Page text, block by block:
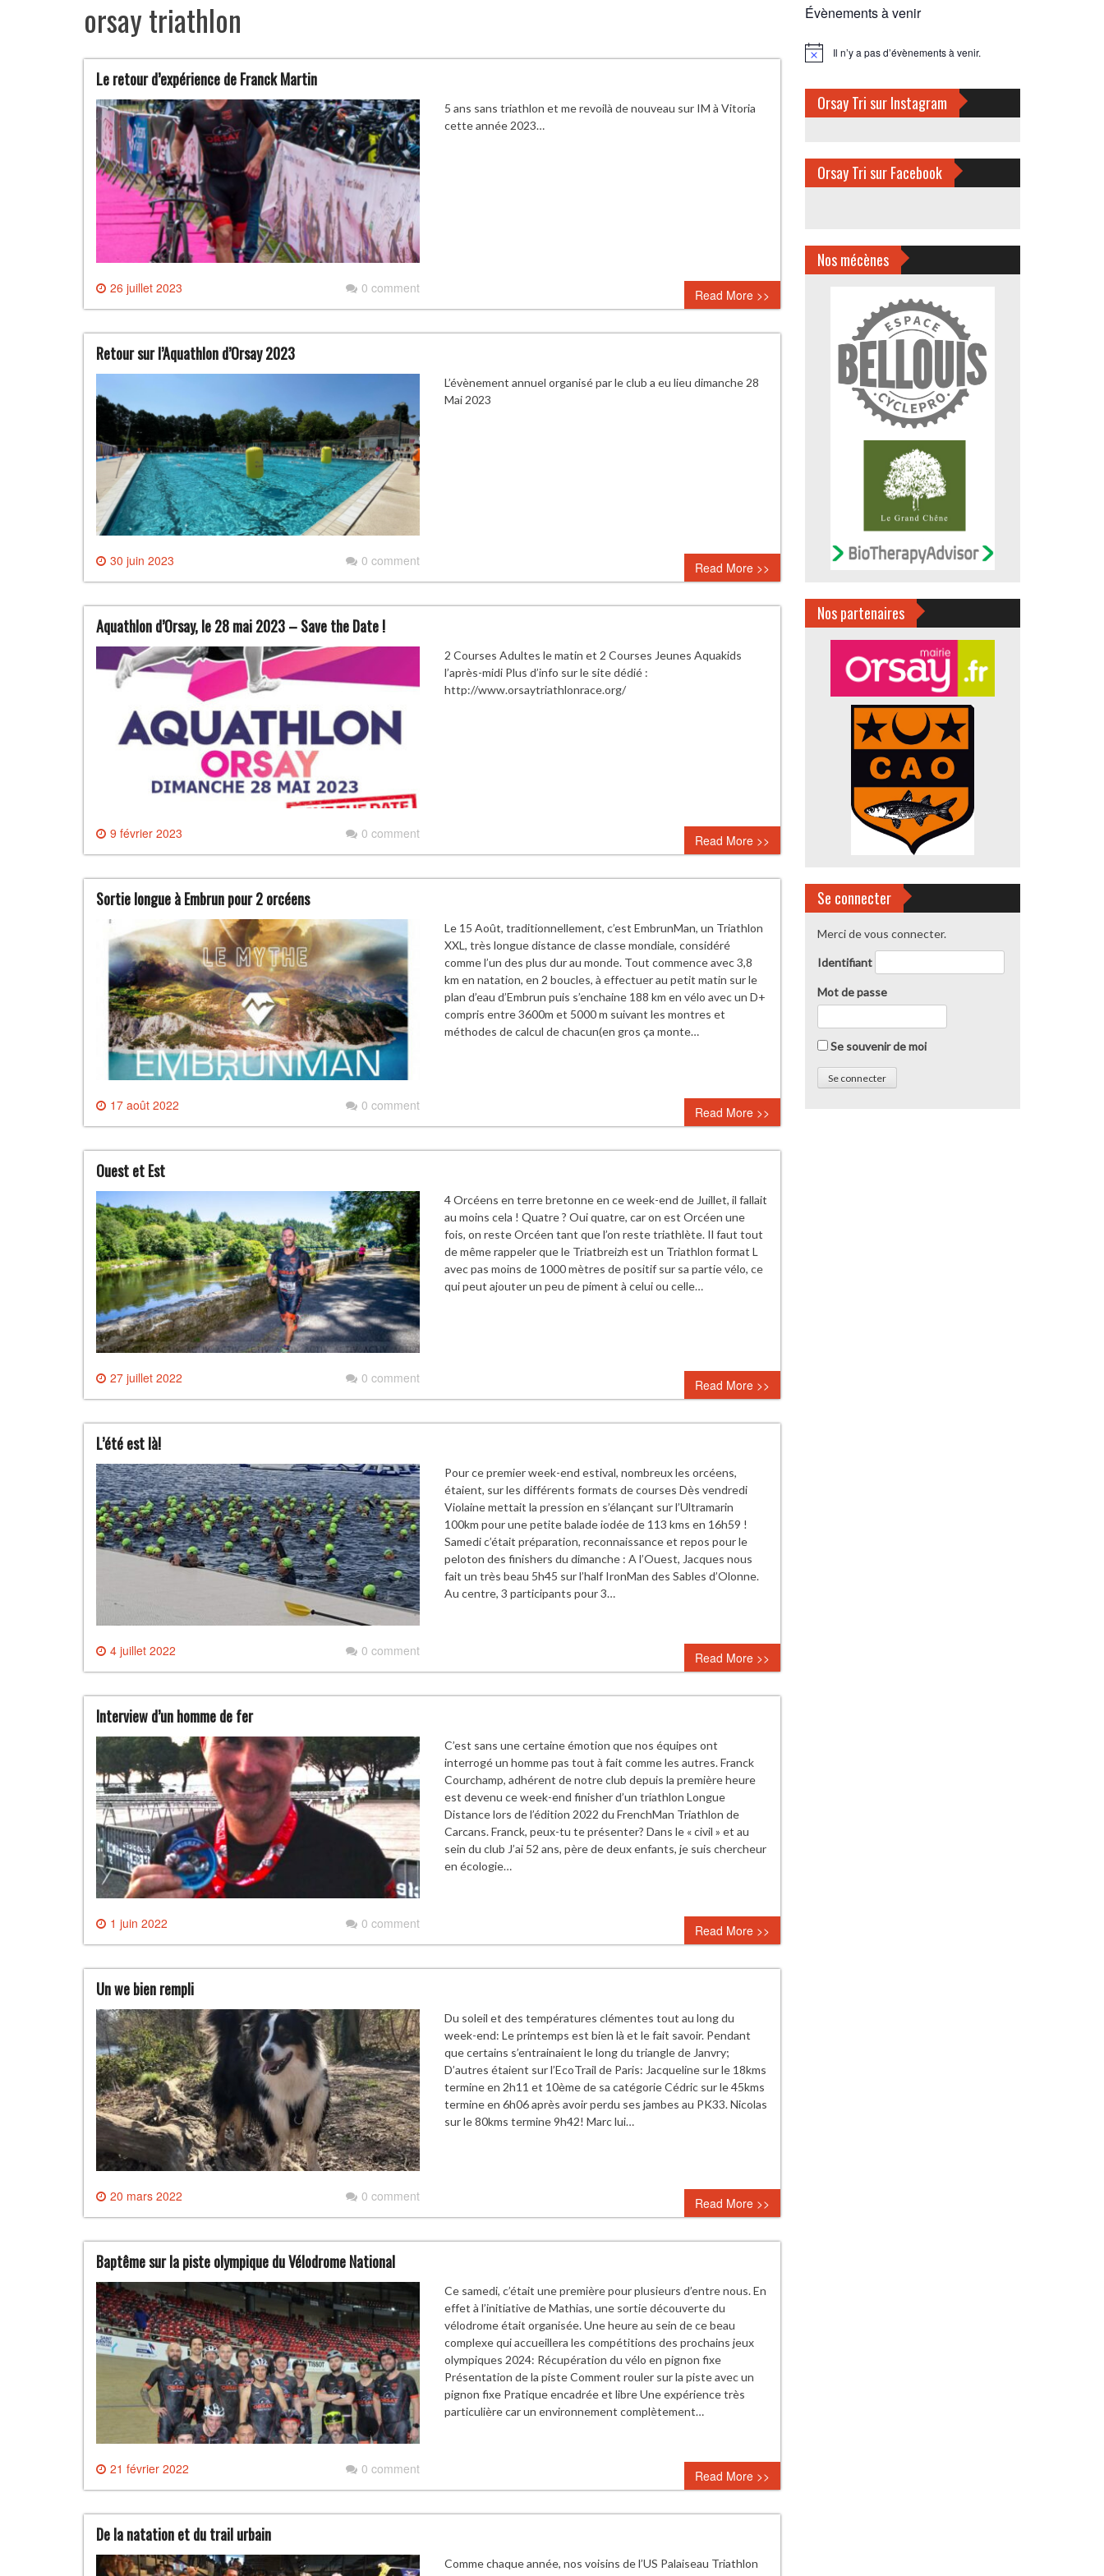
orsay triathlon
Le retour d’expérience de Franck Martin
26 juillet 2023 0 comment
5 ans sans triathlon et me revoilà de nouveau sur IM à Vitoria
cette année 2023…
Read More >>
Retour sur l’Aquathlon d’Orsay 2023
30 juin 2023 0 comment
L’évènement annuel organisé par le club a eu lieu dimanche 28
Mai 2023
Read More >>
Aquathlon d’Orsay, le 28 mai 2023 – Save the Date !
9 février 2023 0 comment
2 Courses Adultes le matin et 2 Courses Jeunes Aquakids
l’après-midi Plus d’info sur le site dédié :
http://www.orsaytriathlonrace.org/
Read More >>
Sortie longue à Embrun pour 2 orcéens
17 août 2022 0 comment
Le 15 Août, traditionnellement, c’est EmbrunMan, un Triathlon
XXL, très longue distance de classe mondiale, considéré
comme l’un des plus dur au monde. Tout commence avec 3,8
km en natation, en 2 boucles, à effectuer au petit matin sur le
plan d’eau d’Embrun puis s’enchaine 188 km en vélo avec un D+
compris entre 3600m et 5000 m suivant les montres et
méthodes de calcul de chacun(en gros ça monte…
Read More >>
Ouest et Est
27 juillet 2022 0 comment
4 Orcéens en terre bretonne en ce week-end de Juillet, il fallait
au moins cela ! Quatre ? Oui quatre, car on est Orcéen une
fois, on reste Orcéen tant que l’on reste triathlète. Il faut tout
de même rappeler que le Triatbreizh est un Triathlon format L
avec pas moins de 1000 mètres de positif sur sa partie vélo, ce
qui peut ajouter un peu de piment à celui ou celle…
Read More >>
L’été est là!
4 juillet 2022 0 comment
Pour ce premier week-end estival, nombreux les orcéens,
étaient, sur les différents formats de courses Dès vendredi
Violaine mettait la pression en s’élançant sur l’Ultramarin
100km pour une petite balade iodée de 113 kms en 16h59 !
Samedi c’était préparation, reconnaissance et repos pour le
peloton des finishers du dimanche : A l’Ouest, Jacques nous
fait un très beau 5h45 sur l’half IronMan des Sables d’Olonne.
Au centre, 3 participants pour 3…
Read More >>
Interview d’un homme de fer
1 juin 2022 0 comment
C’est sans une certaine émotion que nos équipes ont
interrogé un homme pas tout à fait comme les autres. Franck
Courchamp, adhérent de notre club depuis la première heure
est devenu ce week-end finisher d’un triathlon Longue
Distance lors de l’édition 2022 du FrenchMan Triathlon de
Carcans. Franck, peux-tu te présenter? Dans le « civil » et au
sein du club J’ai 52 ans, père de deux enfants, je suis chercheur
en écologie…
Read More >>
Un we bien rempli
20 mars 2022 0 comment
Du soleil et des températures clémentes tout au long du
week-end: Le printemps est bien là et le fait savoir. Pendant
que certains s’entrainaient le long du triangle de Janvry;
D’autres étaient sur l’EcoTrail de Paris: Jacqueline sur le 18kms
termine en 2h11 et 10ème de sa catégorie Cédric sur le 45kms
termine en 6h06 après avoir perdu ses jambes au PK33. Nicolas
sur le 80kms termine 9h42! Marc lui…
Read More >>
Baptême sur la piste olympique du Vélodrome National
21 février 2022 0 comment
Ce samedi, c’était une première pour plusieurs d’entre nous. En
effet à l’initiative de Mathias, une sortie découverte du
vélodrome était organisée. Une heure au sein de ce beau
complexe qui accueillera les compétitions des prochains jeux
olympiques 2024: Récupération du vélo en pignon fixe
Présentation de la piste Comment rouler sur la piste avec un
pignon fixe Pratique encadrée et libre Une expérience très
particulière car un environnement complètement…
Read More >>
De la natation et du trail urbain
Comme chaque année, nos voisins de l’US Palaiseau Triathlon
Évènements à venir
Notice Il n’y a pas d’évènements à venir.
Orsay Tri sur Instagram
Orsay Tri sur Facebook
Nos mécènes
Nos partenaires
Se connecter
Merci de vous connecter.
Identifiant
Mot de passe
Se souvenir de moi